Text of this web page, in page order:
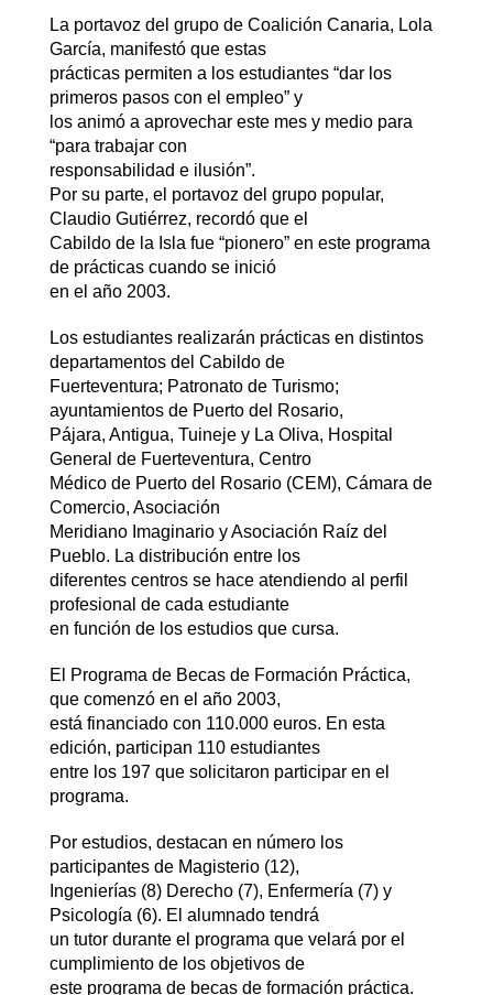
La portavoz del grupo de Coalición Canaria, Lola
García, manifestó que estas
prácticas permiten a los estudiantes “dar los
primeros pasos con el empleo” y
los animó a aprovechar este mes y medio para
“para trabajar con
responsabilidad e ilusión”.
Por su parte, el portavoz del grupo popular,
Claudio Gutiérrez, recordó que el
Cabildo de la Isla fue “pionero” en este programa
de prácticas cuando se inició
en el año 2003.
Los estudiantes realizarán prácticas en distintos
departamentos del Cabildo de
Fuerteventura; Patronato de Turismo;
ayuntamientos de Puerto del Rosario,
Pájara, Antigua, Tuineje y La Oliva, Hospital
General de Fuerteventura, Centro
Médico de Puerto del Rosario (CEM), Cámara de
Comercio, Asociación
Meridiano Imaginario y Asociación Raíz del
Pueblo. La distribución entre los
diferentes centros se hace atendiendo al perfil
profesional de cada estudiante
en función de los estudios que cursa.
El Programa de Becas de Formación Práctica,
que comenzó en el año 2003,
está financiado con 110.000 euros. En esta
edición, participan 110 estudiantes
entre los 197 que solicitaron participar en el
programa.
Por estudios, destacan en número los
participantes de Magisterio (12),
Ingenierías (8) Derecho (7), Enfermería (7) y
Psicología (6). El alumnado tendrá
un tutor durante el programa que velará por el
cumplimiento de los objetivos de
este programa de becas de formación práctica.